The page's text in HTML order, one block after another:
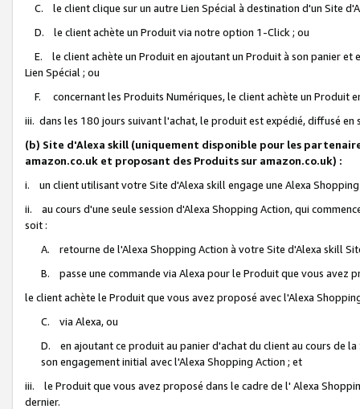
C. le client clique sur un autre Lien Spécial à destination d'un Site
D. le client achète un Produit via notre option 1-Click ; ou
E. le client achète un Produit en ajoutant un Produit à son panier et
Lien Spécial ; ou
F. concernant les Produits Numériques, le client achète un Produit
iii. dans les 180 jours suivant l'achat, le produit est expédié, diffusé
(b) Site d'Alexa skill (uniquement disponible pour les
amazon.co.uk et proposant des Produits sur amazon.co.uk) :
i. un client utilisant votre Site d'Alexa skill engage une Alexa
ii. au cours d'une seule session d'Alexa Shopping Action, qui
soit :
A. retourne de l'Alexa Shopping Action à votre Site d'Alexa skill
B. passe une commande via Alexa pour le Produit que vous avez
le client achète le Produit que vous avez proposé avec l'Alexa
C. via Alexa, ou
D. en ajoutant ce produit au panier d'achat du client au cours de
son engagement initial avec l'Alexa Shopping Action ; et
iii. le Produit que vous avez proposé dans le cadre de l' Alexa
dernier.